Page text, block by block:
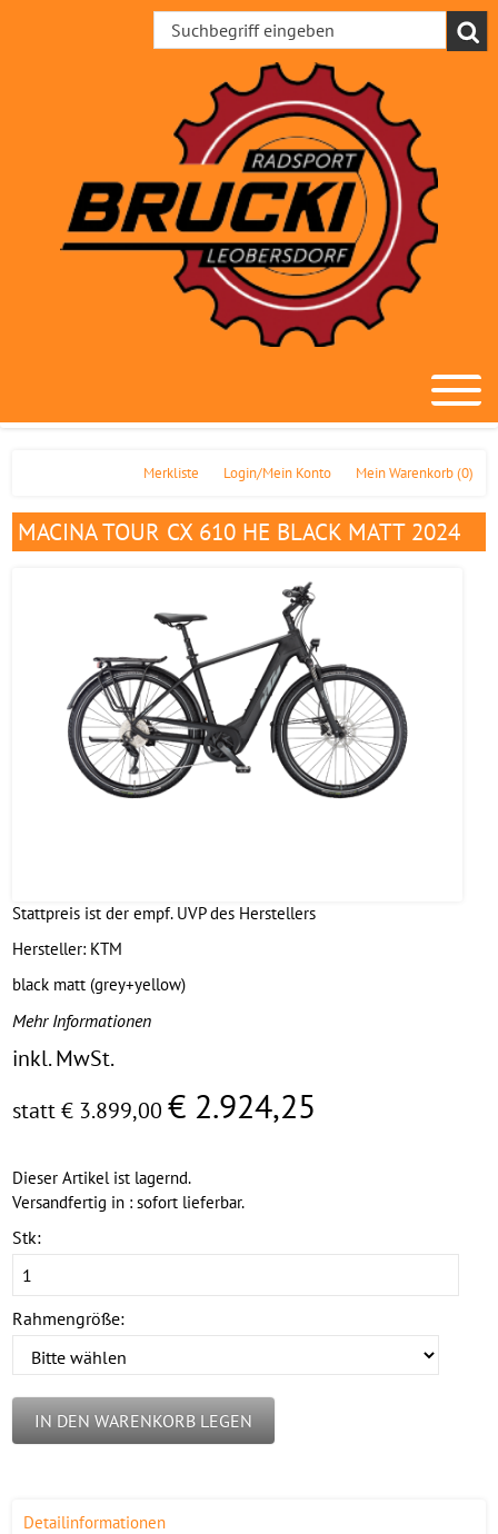
Mein Warenkorb(0)
Login/Mein Konto
Merkliste
MACINA TOUR CX 610 HE BLACK MATT 2024
Stattpreis ist der empf. UVP des Herstellers
Hersteller: KTM
black matt (grey+yellow)
Mehr Informationen
inkl. MwSt.
statt € 3.899,00 € 2.924,25
Dieser Artikel ist lagernd.
Versandfertig in : sofort lieferbar.
Stk:
Rahmengröße:
IN DEN WARENKORB LEGEN
Detailinformationen